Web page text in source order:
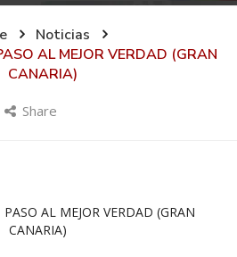
Noticias
AL MEJOR VERDAD (GRAN
CANARIA)
Share